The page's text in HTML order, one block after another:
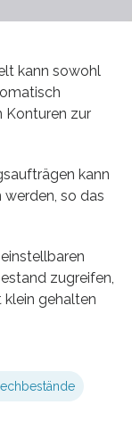
kann sowohl
Konturen zur
kann
so das
zugreifen,
gehalten